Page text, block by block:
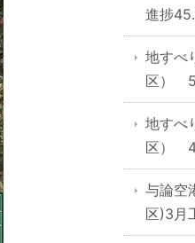
進捗
地すべ
区） 5
地すべ
区） 4
与論空
区)3月